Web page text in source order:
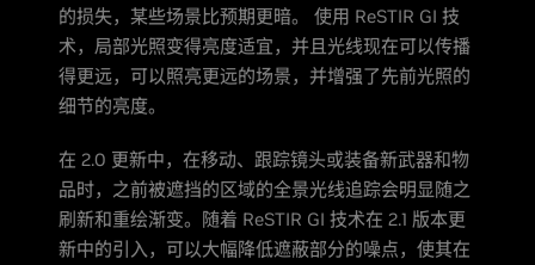
的损失，某些场景比预期更暗。 使用 ReSTIR GI 技
术，局部光照变得亮度适宜，并且光线现在可以传播
得更远，可以照亮更远的场景，并增强了先前光照的
细节的亮度。
在 2.0 更新中，在移动、跟踪镜头或装备新武器和物
品时，之前被遮挡的区域的全景光线追踪会明显随之
刷新和重绘渐变。随着 ReSTIR GI 技术在 2.1 版本更
新中的引入，可以大幅降低遮蔽部分的噪点，使其在